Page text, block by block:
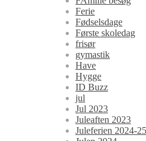
Ferie
Fødselsdage
Første skoledag
frisør
gymastik
Have
Hygge
ID Buzz
jul
Jul 2023
Juleaften 2023
Juleferien 2024-25